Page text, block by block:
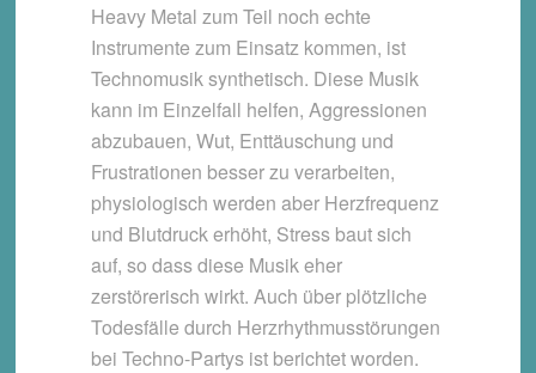
Heavy Metal zum Teil noch echte
Instrumente zum Einsatz kommen, ist
Technomusik synthetisch. Diese Musik
kann im Einzelfall helfen, Aggressionen
abzubauen, Wut, Enttäuschung und
Frustrationen besser zu verarbeiten,
physiologisch werden aber Herzfrequenz
und Blutdruck erhöht, Stress baut sich
auf, so dass diese Musik eher
zerstörerisch wirkt. Auch über plötzliche
Todesfälle durch Herzrhythmusstörungen
bei Techno-Partys ist berichtet worden.